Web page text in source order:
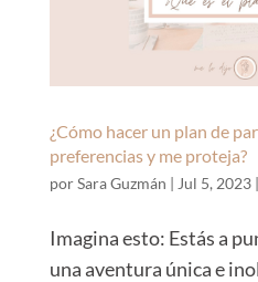
¿Cómo hacer un plan de
preferencias y me proteja?
porSara Guzmán | Jul 5, 2023|
Imagina esto: Estás a
una aventura única e